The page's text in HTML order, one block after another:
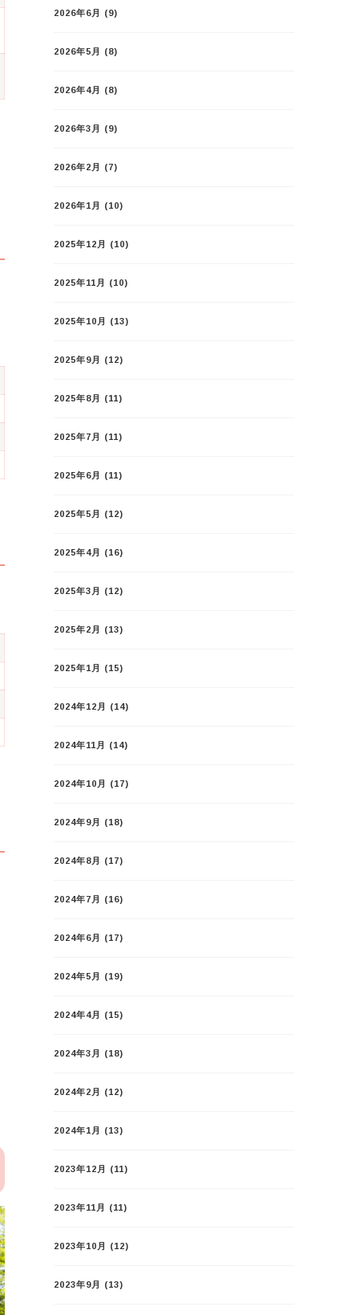
2026年6月 (9)
2026年5月 (8)
2026年4月 (8)
2026年3月 (9)
2026年2月 (7)
2026年1月 (10)
2025年12月 (10)
2025年11月 (10)
2025年10月 (13)
2025年9月 (12)
2025年8月 (11)
2025年7月 (11)
2025年6月 (11)
2025年5月 (12)
2025年4月 (16)
2025年3月 (12)
2025年2月 (13)
2025年1月 (15)
2024年12月 (14)
2024年11月 (14)
2024年10月 (17)
2024年9月 (18)
2024年8月 (17)
2024年7月 (16)
2024年6月 (17)
2024年5月 (19)
2024年4月 (15)
2024年3月 (18)
2024年2月 (12)
2024年1月 (13)
2023年12月 (11)
2023年11月 (11)
2023年10月 (12)
2023年9月 (13)